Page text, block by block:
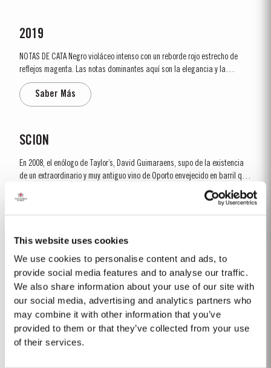
This website uses cookies
We use cookies to personalise content and ads, to
provide social media features and to analyse our traffic.
We also share information about your use of our site with
our social media, advertising and analytics partners who
may combine it with other information that you’ve
provided to them or that they’ve collected from your use
of their services.
2019
NOTAS DE CATA Negro violáceo intenso con un reborde rojo estrecho de
reflejos magenta. Las notas dominantes aquí son la elegancia y la
delicadeza. La nariz es pulida y precisa, mostrando fruta muy pura y
brillante con notas predominantes de frambuesa y cereza y un sabor
fresco y atractivo. Rodeando este núcleo refinado de...
Saber Más
SCION
En 2008, el enólogo de Taylor’s, David Guimaraens, supo de la existencia
de un extraordinario y muy antiguo vino de Oporto envejecido en barril que
databa de antes de que la filoxera llegase al valle del Douro y destruyera
la mayor parte de las viñas. El vino, con más de 150 años de edad,
pertenecía a una...
1994
El invierno de 1993/94 fue extremamente húmedo en toda la región.
Consecuentemente, la mayoría de los viñedos experimentaron un
rendimiento muy bajo, con una producción de 75% en comparación con el
promedio de algunas zonas del Douro. A pesar del flaco comienzo, la
temporada de crecimiento fue...